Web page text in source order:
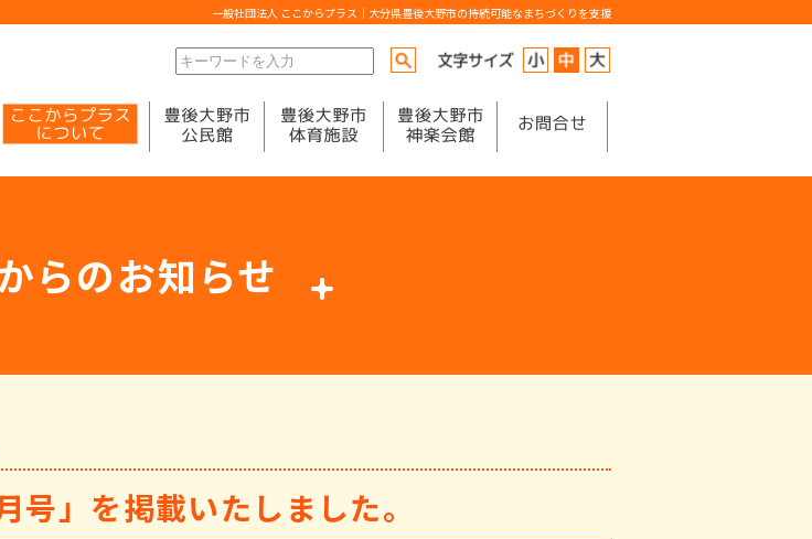
一般社団法人 ここからプラス｜大分県豊後大野市の持続可能なまちづくりを支援
らのお知らせ
号」を掲載いたしました。